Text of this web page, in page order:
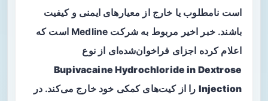
است نامطلوب یا خارج از معیارهای ایمنی و کیفیت
باشند. خبر اخیر مربوط به شرکت Medline است که
اعلام کرده اجزای فراخوان‌شده‌ای از نوع
Bupivacaine Hydrochloride in Dextrose
Injection را از کیت‌های کمکی خود خارج می‌کند. در